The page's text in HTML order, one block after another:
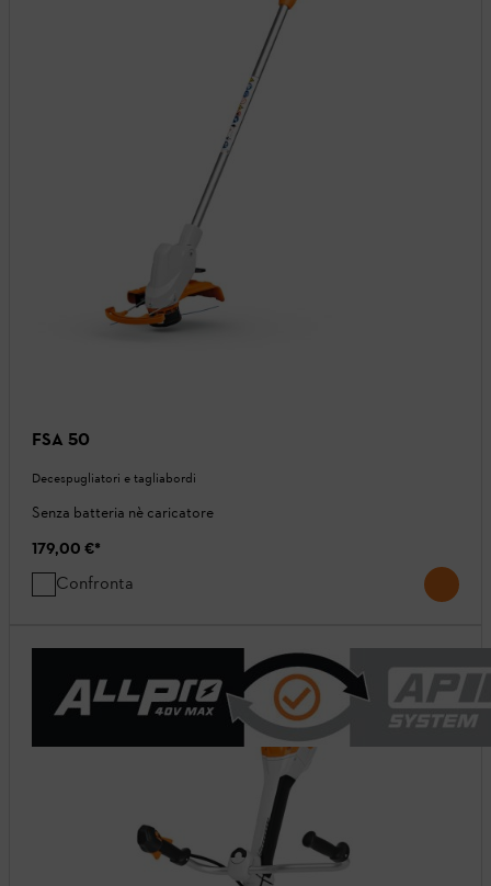
FSA 50
Decespugliatori e tagliabordi
Senza batteria nè caricatore
179,00 €*
Confronta